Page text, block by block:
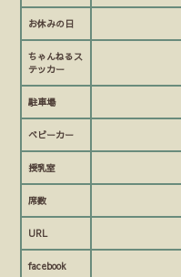
お休みの日
ちゃんねるス
テッカー
駐車場
ベビーカー
授乳室
席数
URL
facebook